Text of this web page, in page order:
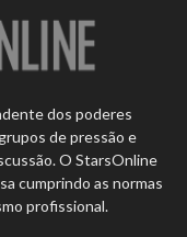
dos poderes
de pressão e
O StarsOnline
cumprindo as normas
profissional.